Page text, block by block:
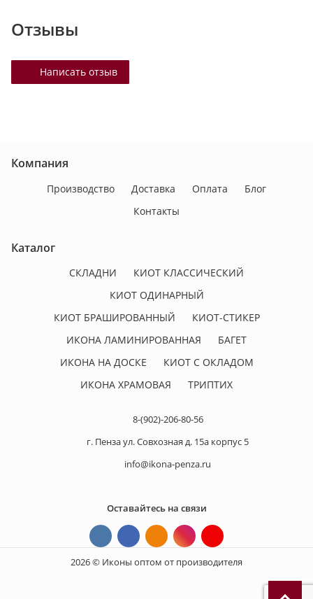
Отзывы
Написать отзыв
Компания
Производство Доставка Оплата
Блог
Контакты
Каталог
СКЛАДНИ
КИОТ КЛАССИЧЕСКИЙ
КИОТ ОДИНАРНЫЙ
КИОТ БРАШИРОВАННЫЙ
КИОТ-СТИКЕР
ИКОНА ЛАМИНИРОВАННАЯ
БАГЕТ
ИКОНА НА ДОСКЕ
КИОТ С ОКЛАДОМ
ИКОНА ХРАМОВАЯ
ТРИПТИХ
8-(902)-206-80-56
г. Пенза ул. Совхозная д. 15а корпус 5
info@ikona-penza.ru
Оставайтесь на связи
2026 © Иконы оптом от производителя